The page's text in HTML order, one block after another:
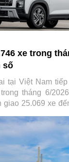
xe trong
số
tại Việt Nam
tháng 6/
giao 25.069 xe